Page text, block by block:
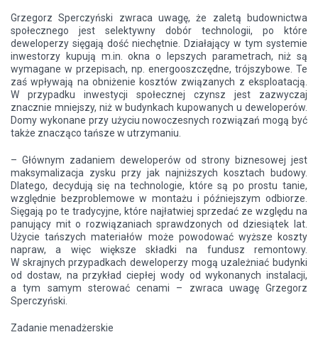
Grzegorz Sperczyński zwraca uwagę, że zaletą budownictwa
społecznego jest selektywny dobór technologii, po które
deweloperzy sięgają dość niechętnie. Działający w tym systemie
inwestorzy kupują m.in. okna o lepszych parametrach, niż są
wymagane w przepisach, np. energooszczędne, trójszybowe. Te
zaś wpływają na obniżenie kosztów związanych z eksploatacją.
W przypadku inwestycji społecznej czynsz jest zazwyczaj
znacznie mniejszy, niż w budynkach kupowanych u deweloperów.
Domy wykonane przy użyciu nowoczesnych rozwiązań mogą być
także znacząco tańsze w utrzymaniu.
– Głównym zadaniem deweloperów od strony biznesowej jest
maksymalizacja zysku przy jak najniższych kosztach budowy.
Dlatego, decydują się na technologie, które są po prostu tanie,
względnie bezproblemowe w montażu i późniejszym odbiorze.
Sięgają po te tradycyjne, które najłatwiej sprzedać ze względu na
panujący mit o rozwiązaniach sprawdzonych od dziesiątek lat.
Użycie tańszych materiałów może powodować wyższe koszty
napraw, a więc większe składki na fundusz remontowy.
W skrajnych przypadkach deweloperzy mogą uzależniać budynki
od dostaw, na przykład ciepłej wody od wykonanych instalacji,
a tym samym sterować cenami – zwraca uwagę Grzegorz
Sperczyński.
Zadanie menadżerskie